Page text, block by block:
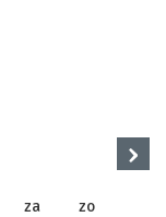
za zo
›